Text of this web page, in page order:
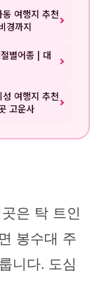
여행지 추천
경까지
별어종 | 대
여행지 추천
고운사
은 탁 트인
봉수대 주
니다. 도심